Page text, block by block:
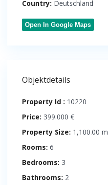
Country: Deutschland
Open In Google Maps
Objektdetails
Property Id : 10220
Price: 399.000 €
Property Size: 1,100.00 m
Rooms: 6
Bedrooms: 3
Bathrooms: 2